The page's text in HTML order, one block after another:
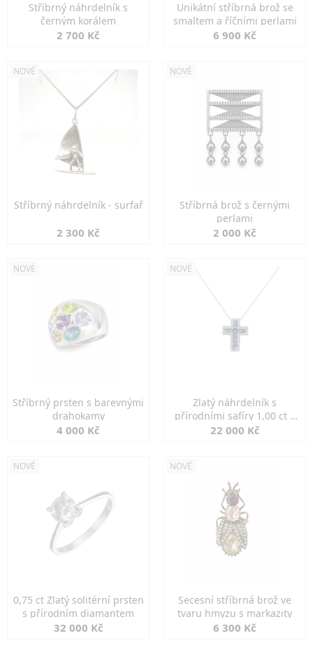
Stříbrný náhrdelník s
černým korálem
2 700 Kč
Unikátní stříbrná brož se
smaltem a říčními perlami
6 900 Kč
NOVÉ
Stříbrný náhrdelník - surfař
2 300 Kč
NOVÉ
Stříbrná brož s černými
perlami
2 000 Kč
NOVÉ
Stříbrný prsten s barevnými
drahokamy
4 000 Kč
NOVÉ
Zlatý náhrdelník s
přírodními safíry 1,00 ct a
diamanty
22 000 Kč
NOVÉ
0,75 ct Zlatý solitérní prsten
s přírodním diamantem
32 000 Kč
NOVÉ
Secesní stříbrná brož ve
tvaru hmyzu s markazity
6 300 Kč